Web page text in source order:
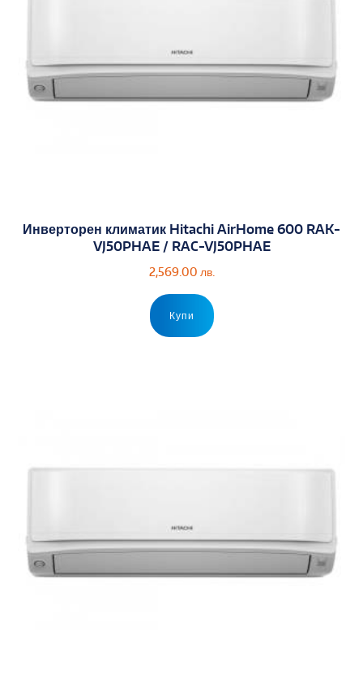
Инверторен климатик Hitachi AirHome 600 RAK-
VJ50PHAE / RAC-VJ50PHAE
2,569.00 лв.
Купи